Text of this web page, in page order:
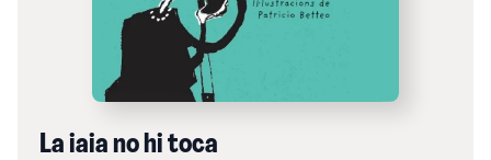
La iaia no hi toca